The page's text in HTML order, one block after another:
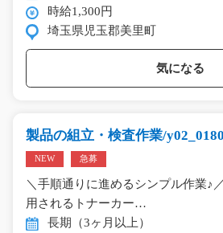
時給1,300円
埼玉県児玉郡美里町
気になる
製品の組立・検査作業/
NEW 急募
＼手順通りに進めるシンプル作業♪
用されるトナーカー…
長期（3ヶ月以上）